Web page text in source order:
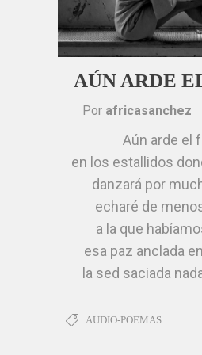
y se había ido de
cuenta.
Ya no volverá
a engañarme
de las
para ser de mí
y vivir con
todas las
AÚN ARDE
Por africasanchez
Aún arde el
en los estallidos
danzará por
echaré de
a la que
esa paz anclada
la sed saciada
versos,
AUDIO-POEMAS